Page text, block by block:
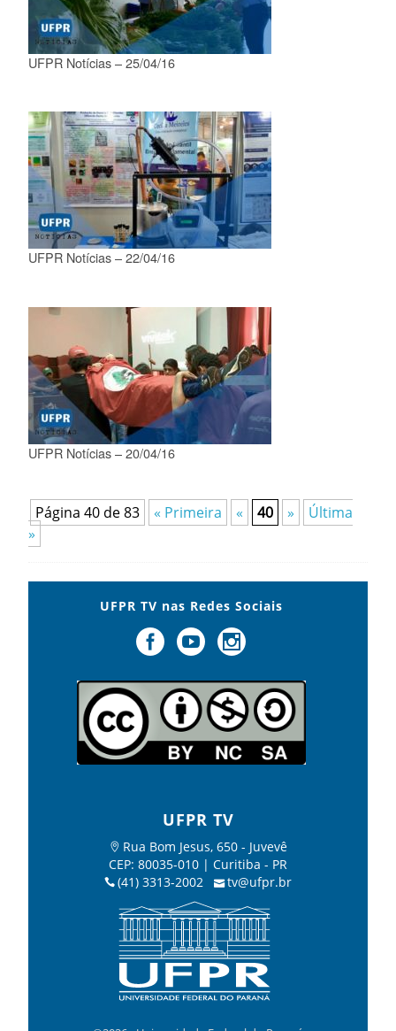
UFPR Notícias – 25/04/16
UFPR Notícias – 22/04/16
UFPR Notícias – 20/04/16
Página 40 de 83 « Primeira « 40 »
Última
»
UFPR TV nas Redes Sociais
UFPR TV
Rua Bom Jesus, 650 - Juvevê
CEP: 80035-010 | Curitiba - PR
(41) 3313-2002
tv@ufpr.br